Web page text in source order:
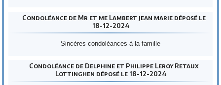
Condoléance de Mr et me Lambert jean marie déposé le
18-12-2024
Sincères condoléances à la famille
Condoléance de Delphine et Philippe Leroy Retaux
Lottinghen déposé le 18-12-2024